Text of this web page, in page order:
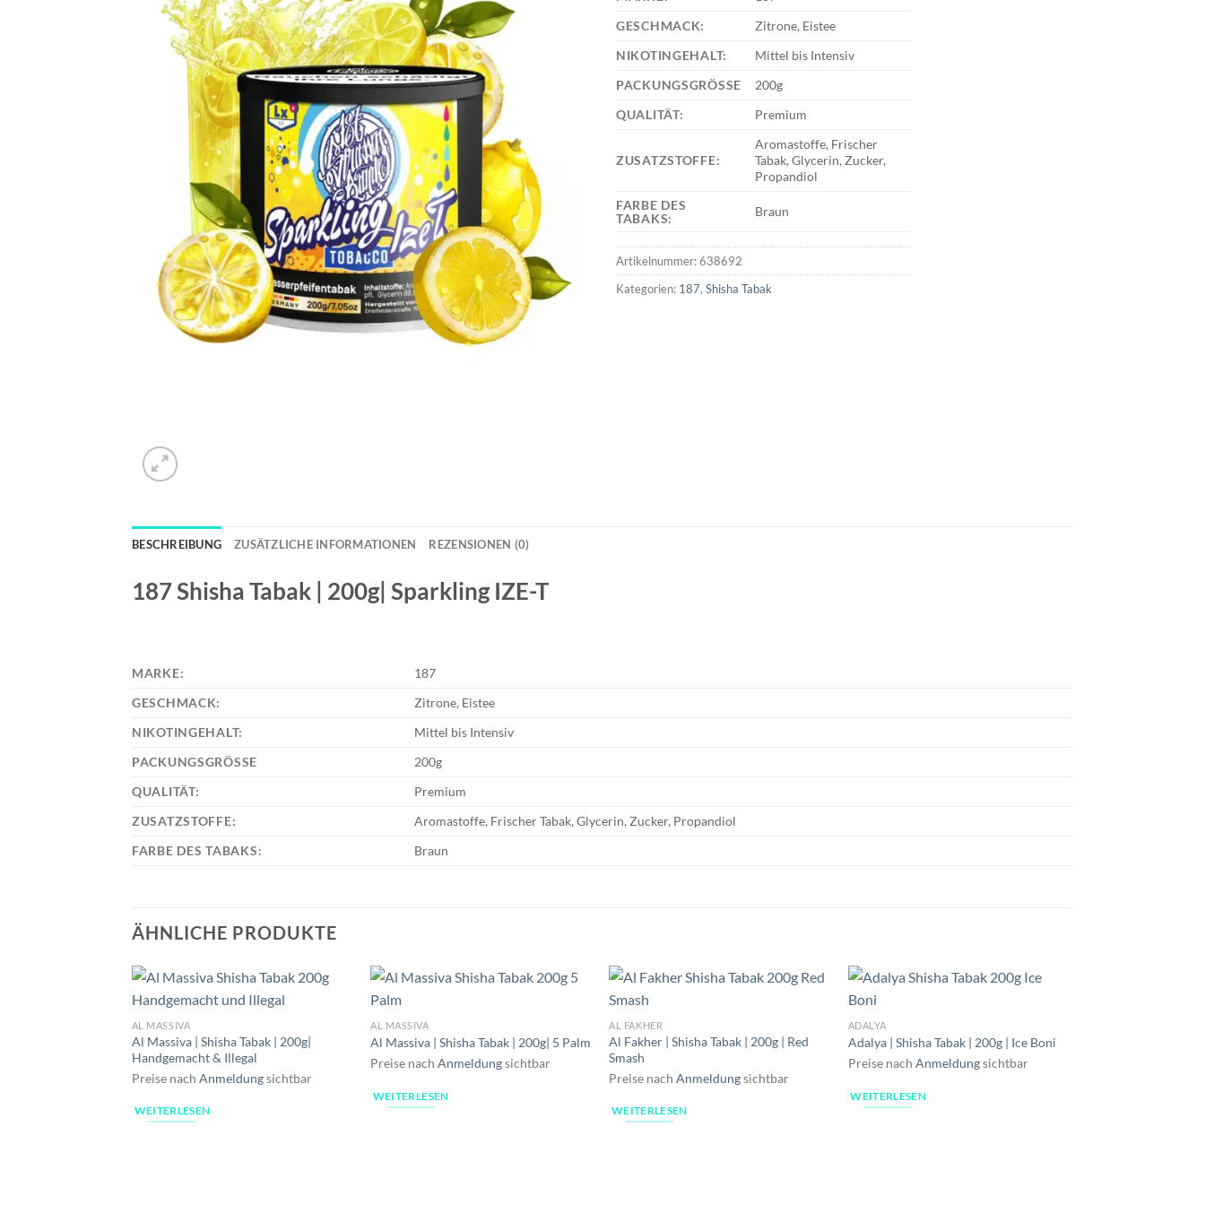
GESCHMACK:
Zitrone, Eistee
NIKOTINGEHALT:
Mittel bis Intensiv
PACKUNGSGRÖSSE
200g
QUALITÄT:
Premium
ZUSATZSTOFFE:
Aromastoffe, Frischer
Tabak, Glycerin, Zucker,
Propandiol
FARBE DES
TABAKS:
Braun
Artikelnummer:638692
Kategorien: 187, Shisha Tabak
BESCHREIBUNG ZUSÄTZLICHE INFORMATIONEN REZENSIONEN (0)
187 Shisha Tabak | 200g| Sparkling IZE-T
MARKE:
187
GESCHMACK:
Zitrone, Eistee
NIKOTINGEHALT:
Mittel bis Intensiv
PACKUNGSGRÖSSE
200g
QUALITÄT:
Premium
ZUSATZSTOFFE:
Aromastoffe, Frischer Tabak, Glycerin, Zucker, Propandiol
FARBE DES TABAKS:
Braun
ÄHNLICHE PRODUKTE
AL MASSIVA
Al Massiva | Shisha Tabak | 200g|
Handgemacht & Illegal
Preise nach Anmeldungsichtbar
WEITERLESEN
AL MASSIVA
Al Massiva | Shisha Tabak | 200g| 5 Palm
Preise nachAnmeldungsichtbar
WEITERLESEN
AL FAKHER
Al Fakher | Shisha Tabak | 200g | Red
Smash
Preise nachAnmeldungsichtbar
WEITERLESEN
ADALYA
Adalya | Shisha Tabak | 200g | Ice Boni
Preise nach Anmeldungsichtbar
WEITERLESEN